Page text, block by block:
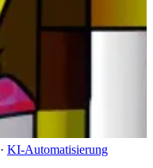
· KI-Automatisierung